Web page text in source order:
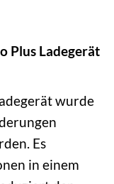
Plus Ladegerät
wurde
Es
in einem